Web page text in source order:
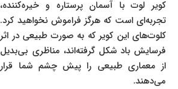
کویر لوت با آسمان پرستاره و خیره‌کننده،
تجربه‌ای است که هرگز فراموش نخواهید کرد.
کلوت‌های این کویر که به صورت طبیعی در اثر
فرسایش باد شکل گرفته‌اند، مناظری بی‌بدیل
از معماری طبیعی را پیش چشم شما قرار
می‌دهند.